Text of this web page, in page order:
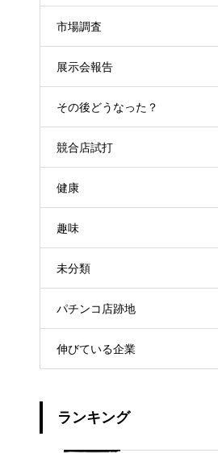
市場調査
展示会報告
その後どうなった？
競合店試打
健康
趣味
未分類
パチンコ店跡地
伸びている企業
ランキング